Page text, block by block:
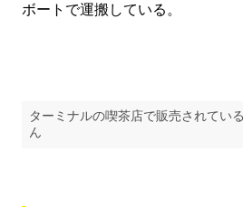
ボートで運搬している。
ターミナルの喫茶店で販売されてい
ん